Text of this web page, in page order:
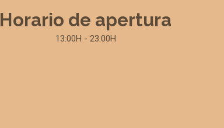
Horario de apertura
13:00H - 23:00H